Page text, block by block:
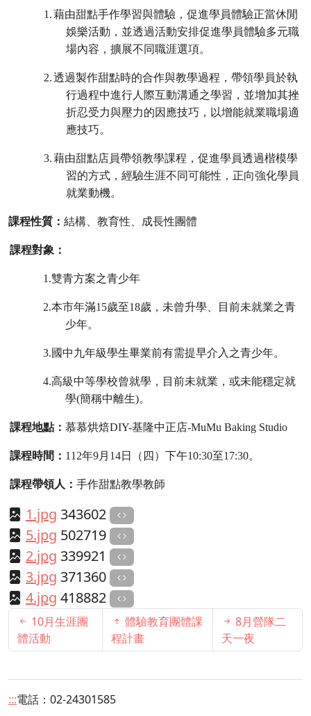
1.藉由甜點手作學習與體驗，促進學員體驗正當休閒
娛樂活動，並透過活動安排促進學員體驗多元職
場內容，擴展不同職涯選項。
2.透過製作甜點時的合作與教學過程，帶領學員於執
行過程中進行人際互動溝通之學習，並增加其挫
折忍受力與壓力的因應技巧，以增能就業職場適
應技巧。
3.藉由甜點店員帶領教學課程，促進學員透過楷模學
習的方式，經驗生涯不同可能性，正向強化學員
就業動機。
課程性質： 結構、教育性、成長性團體
課程對象：
1.雙青方案之青少年
2.本市年滿15歲至18歲，未曾升學、目前未就業之青
少年。
3.國中九年級學生畢業前有需提早介入之青少年。
4.高級中等學校曾就學，目前未就業，或未能穩定就
學(簡稱中離生)。
課程地點： 慕慕烘焙DIY-基隆中正店-MuMu Baking Studio
課程時間： 112年9月 14日（四）下午10:30至17:30。
課程帶領人： 手作甜點教學教師
1.jpg 343602
5.jpg 502719
2.jpg 339921
3.jpg 371360
4.jpg 418882
10月生涯團
體活動
體驗教育團體課
程計畫
8月營隊二
天一夜
:::電話：02-24301585